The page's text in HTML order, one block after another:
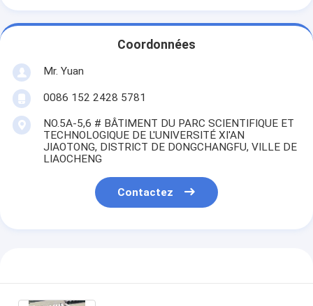
Coordonnées
Mr. Yuan
0086 152 2428 5781
NO.5A-5,6 # BÂTIMENT DU PARC SCIENTIFIQUE ET
TECHNOLOGIQUE DE L'UNIVERSITÉ XI'AN
JIAOTONG, DISTRICT DE DONGCHANGFU, VILLE DE
LIAOCHENG
Contactez